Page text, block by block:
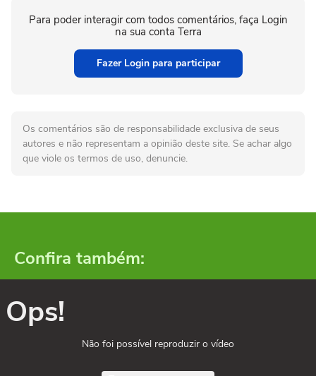
Para poder interagir com todos comentários, faça Login
na sua conta Terra
Fazer Login para participar
Os comentários são de responsabilidade exclusiva de seus
autores e não representam a opinião deste site. Se achar algo
que viole os termos de uso, denuncie.
Confira também:
Ops!
Não foi possível reproduzir o vídeo